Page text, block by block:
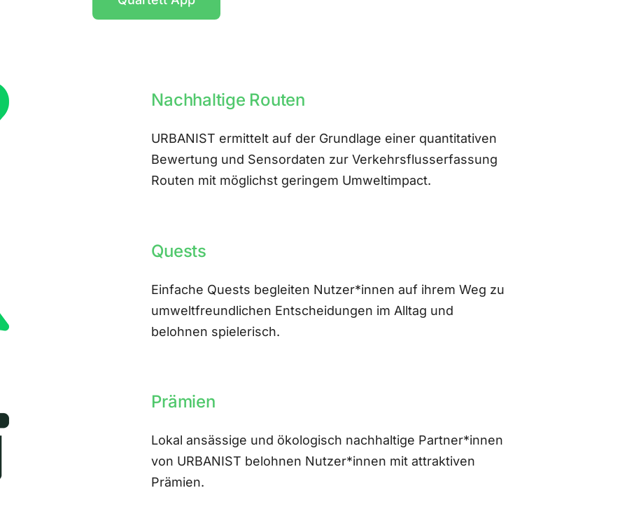
Nachhaltige Routen
URBANIST ermittelt auf der Grundlage einer quantitativen
Bewertung und Sensordaten zur Verkehrsflusserfassung
Routen mit möglichst geringem Umweltimpact.
Quests
Einfache Quests begleiten Nutzer*innen auf ihrem Weg zu
umweltfreundlichen Entscheidungen im Alltag und
belohnen spielerisch.
Prämien
Lokal ansässige und ökologisch nachhaltige Partner*innen
von URBANIST belohnen Nutzer*innen mit attraktiven
Prämien.